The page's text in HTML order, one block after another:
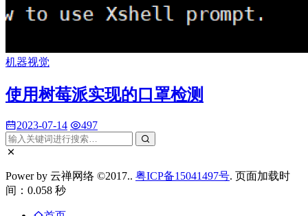
机器视觉
使用树莓派实现的口罩检测
2023-07-14 497
Power by 云禅网络 ©2017.. 粤ICP备15041497号. 页面加载时
间：0.058 秒